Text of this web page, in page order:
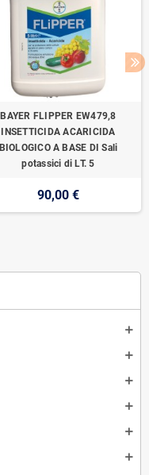
BAYER FLIPPER EW479,8
INSETTICIDA ACARICIDA
BIOLOGICO A BASE DI Sali
potassici di LT. 5
90,00 €